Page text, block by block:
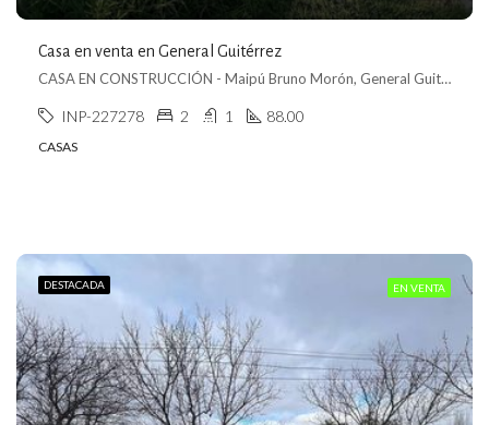
Casa en venta en General Guitérrez
CASA EN CONSTRUCCIÓN - Maipú Bruno Morón, General Guitérrez, Maipú
INP-227278 2 1 88.00
CASAS
DESTACADA EN VENTA